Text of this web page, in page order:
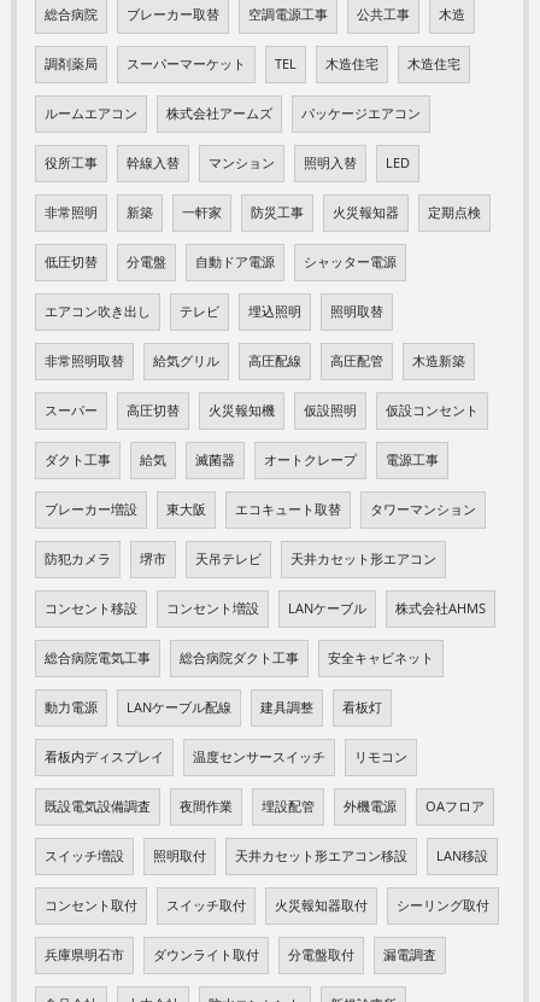
総合病院 ブレーカー取替 空調電源工事 公共工事 木造
調剤薬局 スーパーマーケット TEL 木造住宅 木造住宅
ルームエアコン 株式会社アームズ パッケージエアコン
役所工事 幹線入替 マンション 照明入替 LED
非常照明 新築 一軒家 防災工事 火災報知器 定期点検
低圧切替 分電盤 自動ドア電源 シャッター電源
エアコン吹き出し テレビ 埋込照明 照明取替
非常照明取替 給気グリル 高圧配線 高圧配管 木造新築
スーパー 高圧切替 火災報知機 仮設照明 仮設コンセント
ダクト工事 給気 滅菌器 オートクレープ 電源工事
ブレーカー増設 東大阪 エコキュート取替 タワーマンション
防犯カメラ 堺市 天吊テレビ 天井カセット形エアコン
コンセント移設 コンセント増設 LANケーブル 株式会社AHMS
総合病院電気工事 総合病院ダクト工事 安全キャビネット
動力電源 LANケーブル配線 建具調整 看板灯
看板内ディスプレイ 温度センサースイッチ リモコン
既設電気設備調査 夜間作業 埋設配管 外機電源 OAフロア
スイッチ増設 照明取付 天井カセット形エアコン移設 LAN移設
コンセント取付 スイッチ取付 火災報知器取付 シーリング取付
兵庫県明石市 ダウンライト取付 分電盤取付 漏電調査